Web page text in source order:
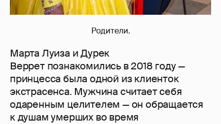
Родители.
Марта Луиза и Дурек
Веррет познакомились в 2018 году —
принцесса была одной из клиенток
экстрасенса. Мужчина считает себя
одаренным целителем — он обращается
к душам умерших во время